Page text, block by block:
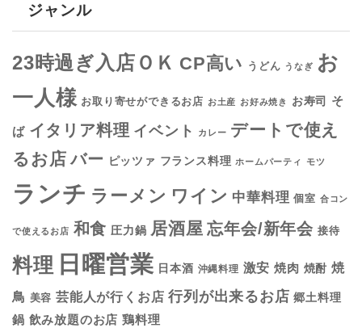
ジャンル
23時過ぎ入店ＯＫ CP高い うどん うなぎ お
一人様 お取り寄せができるお店 お土産 お好み焼き お寿司 そ
ば イタリア料理 イベント カレー デートで使え
るお店 バー ピッツァ フランス料理 ホームパーティ モツ
ランチ ラーメン ワイン 中華料理 個室 合コン
で使えるお店 和食 圧力鍋 居酒屋 忘年会/新年会 接待
料理 日曜営業 日本酒 沖縄料理 激安 焼肉 焼酎 焼
鳥 美容 芸能人が行くお店 行列が出来るお店 郷土料理
鍋 飲み放題のお店 鶏料理